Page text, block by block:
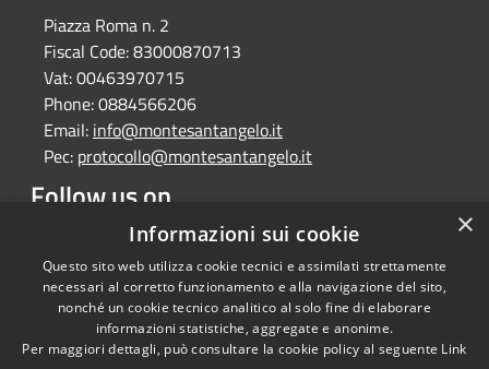
Piazza Roma n. 2
Fiscal Code:83000870713
Vat:00463970715
Phone:0884566206
Email: info@montesantangelo.it
Pec: protocollo@montesantangelo.it
Follow us on
FacebookYoutubeInstagramTelegramWhatsapp
RSS
Copyright © 2026 • Comune
×
Informazioni sui cookie
Questo sito web utilizza cookie tecnici e assimilati strettamente
necessari al corretto funzionamento e alla navigazione del sito,
nonché un cookie tecnico analitico al solo fine di elaborare
informazioni statistiche, aggregate e anonime.
Per maggiori dettagli, può consultare la cookie policy al seguente Link